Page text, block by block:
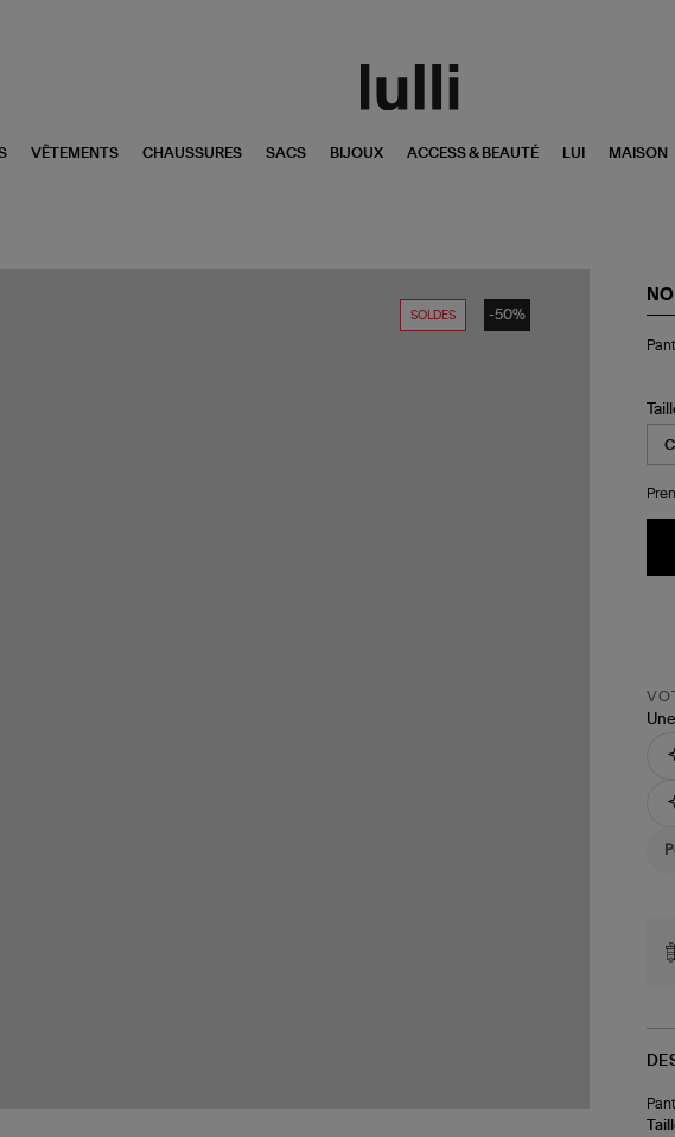
VÊTEMENTS CHAUSSURES SACS BIJOUX ACCESS & BEAUTÉ LUI MAISON
SOLDES -50%